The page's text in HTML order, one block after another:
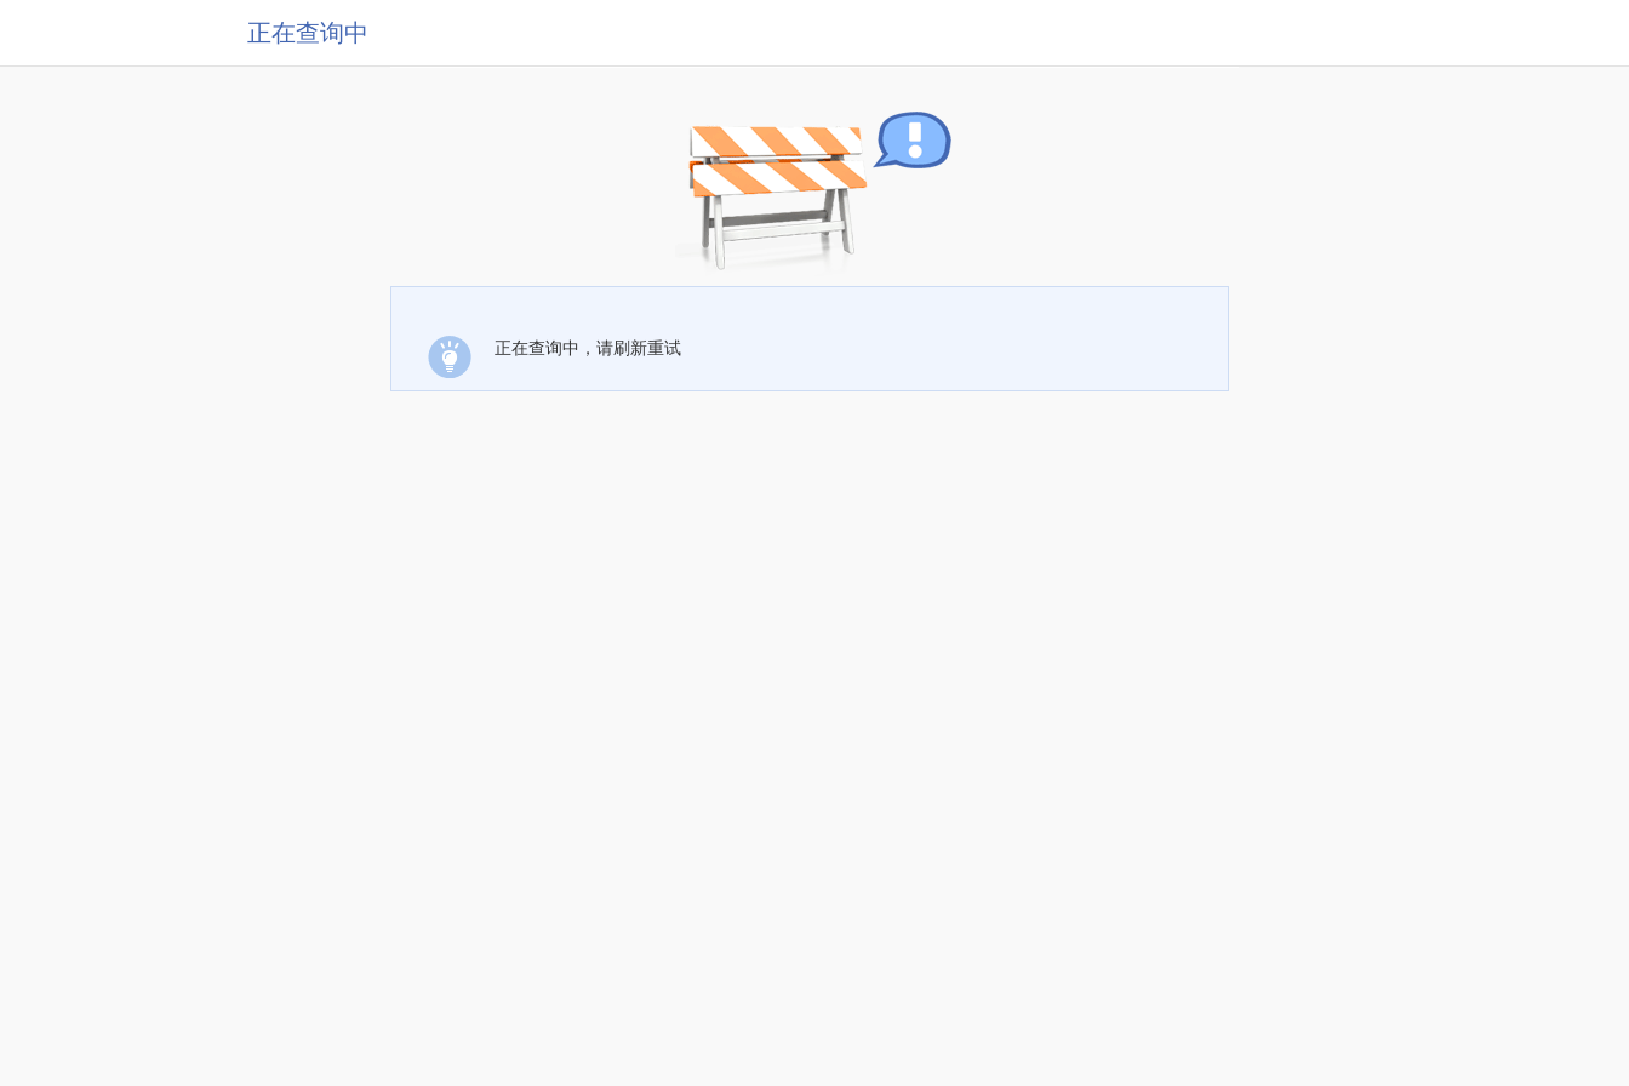
正在查询中
正在查询中，请刷新重试